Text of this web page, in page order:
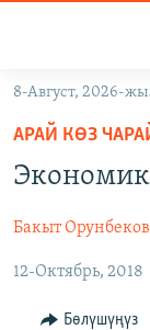
Навигацияга
өтүңүз
Издөөгө
салыңыз
ЖАҢЫЛЫКТАР
САЯСАТ
ЭКОНОМИКА
МАДАНИЯТ
ДҮЙНӨ
БОРБОР АЗИЯ
УКРАИНА
АТАЙЫН
ТВ
8-Август, 2026-
АРАЙ КӨЗ
Бакыт Орунбеков
12-Октябрь, 2018
Бөлүшүңүз